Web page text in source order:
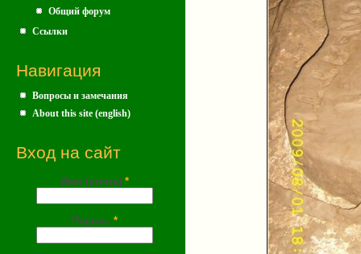
Общий форум
Ссылки
Навигация
Вопросы и замечания
About this site (english)
Вход на сайт
Имя (почта) *
Пароль *